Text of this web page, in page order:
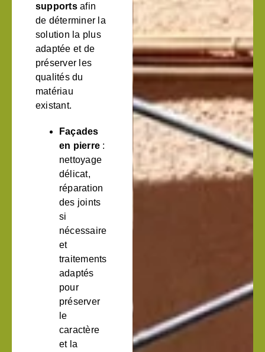
supportsafin
de déterminer la
solution la plus
adaptée et de
préserver les
qualités du
matériau
existant.
Façades
en pierre :
nettoyage
délicat,
réparation
des joints
si
nécessaire
et
traitements
adaptés
pour
préserver
le
caractère
et la